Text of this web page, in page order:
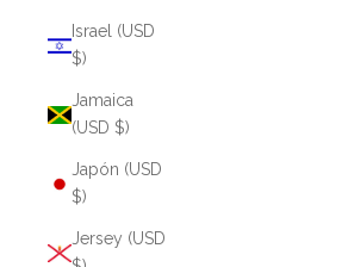
Israel (USD
$)
Jamaica
(USD $)
Japón (USD
$)
Jersey (USD